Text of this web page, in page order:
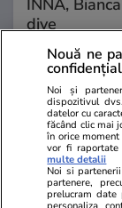
INNA,
dive
PARTENERI
Nouă ne
Noi și
dispozitivul
datelor cu
făcând clic mai
în orice
vor fi
multe detalii
Noi si
partenere,
prelucram